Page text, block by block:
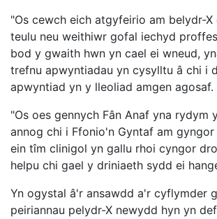
"Os cewch eich atgyfeirio am belydr-
teulu neu weithiwr gofal iechyd
bod y gwaith hwn yn cael ei wneud,
trefnu apwyntiadau yn cysylltu â chi i
apwyntiad yn y lleoliad amgen agosaf.
"Os oes gennych Fân Anaf yna rydym
annog chi i Ffonio'n Gyntaf am
ein tîm clinigol yn gallu rhoi cyngor
helpu chi gael y driniaeth sydd ei
Yn ogystal â'r ansawdd a'r cyflymder
peiriannau pelydr-X newydd hyn yn